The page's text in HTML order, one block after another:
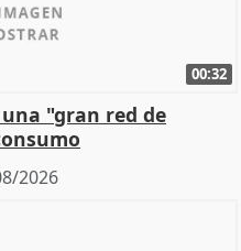
00:32
"gran red de
2026